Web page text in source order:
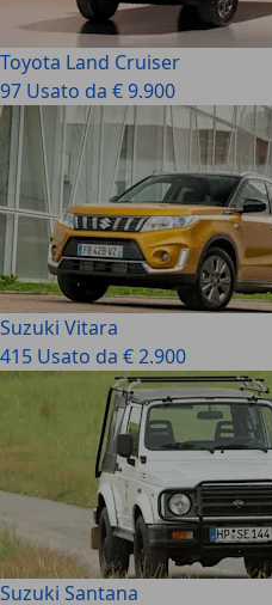
Toyota Land Cruiser
97 Usato da € 9.900
Suzuki Vitara
415 Usato da € 2.900
Suzuki Santana